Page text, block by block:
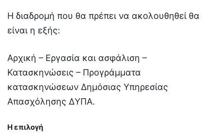
Η διαδρομή που θα πρέπει να ακολουθηθεί θα
είναι η εξής:
Αρχική – Εργασία και ασφάλιση –
Κατασκηνώσεις – Προγράμματα
κατασκηνώσεων Δημόσιας Υπηρεσίας
Απασχόλησης ΔΥΠΑ.
Η επιλογή